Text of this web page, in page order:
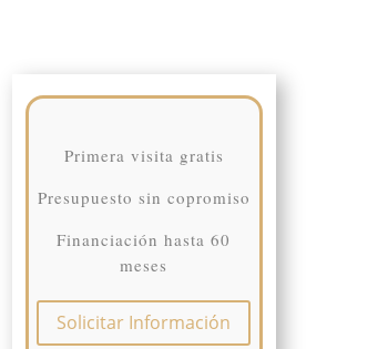
Primera visita gratis
Presupuesto sin copromiso
Financiación hasta 60
meses
Solicitar Información